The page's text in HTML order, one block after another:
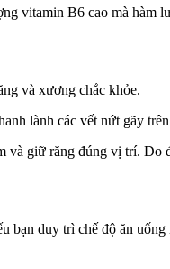
vitamin B6 cao mà hàm
và xương chắc khỏe.
lành các vết nứt gãy
và giữ răng đúng vị trí. Do
bạn duy trì chế độ ăn